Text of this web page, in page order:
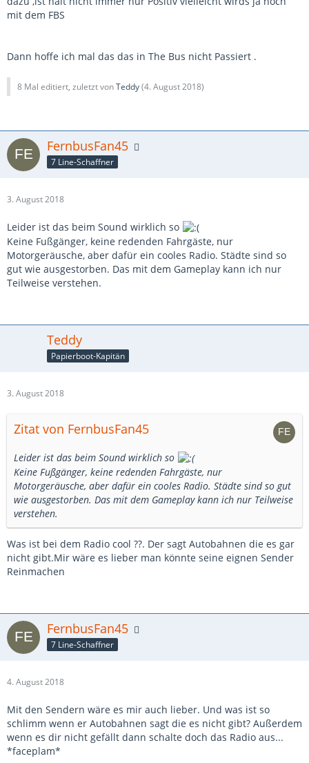
mit dem FBS
Dann hoffe ich mal das das in The Bus nicht Passiert .
8 Mal editiert, zuletzt vonTeddy(4. August 2018)
FernbusFan45
7 Line-Schaffner
3. August 2018
Leider ist das beim Sound wirklich so
Keine Fußgänger, keine redenden Fahrgäste, nur
Motorgeräusche, aber dafür ein cooles Radio. Städte sind so
gut wie ausgestorben. Das mit dem Gameplay kann ich nur
Teilweise verstehen.
Teddy
Papierboot-Kapitän
3. August 2018
Zitat von FernbusFan45
Leider ist das beim Sound wirklich so
Keine Fußgänger, keine redenden Fahrgäste, nur
Motorgeräusche, aber dafür ein cooles Radio. Städte sind so gut
wie ausgestorben. Das mit dem Gameplay kann ich nur Teilweise
verstehen.
Was ist bei dem Radio cool ??. Der sagt Autobahnen die es gar
nicht gibt.Mir wäre es lieber man könnte seine eignen Sender
Reinmachen
FernbusFan45
7 Line-Schaffner
4. August 2018
Mit den Sendern wäre es mir auch lieber. Und was ist so
schlimm wenn er Autobahnen sagt die es nicht gibt? Außerdem
wenn es dir nicht gefällt dann schalte doch das Radio aus...
*faceplam*